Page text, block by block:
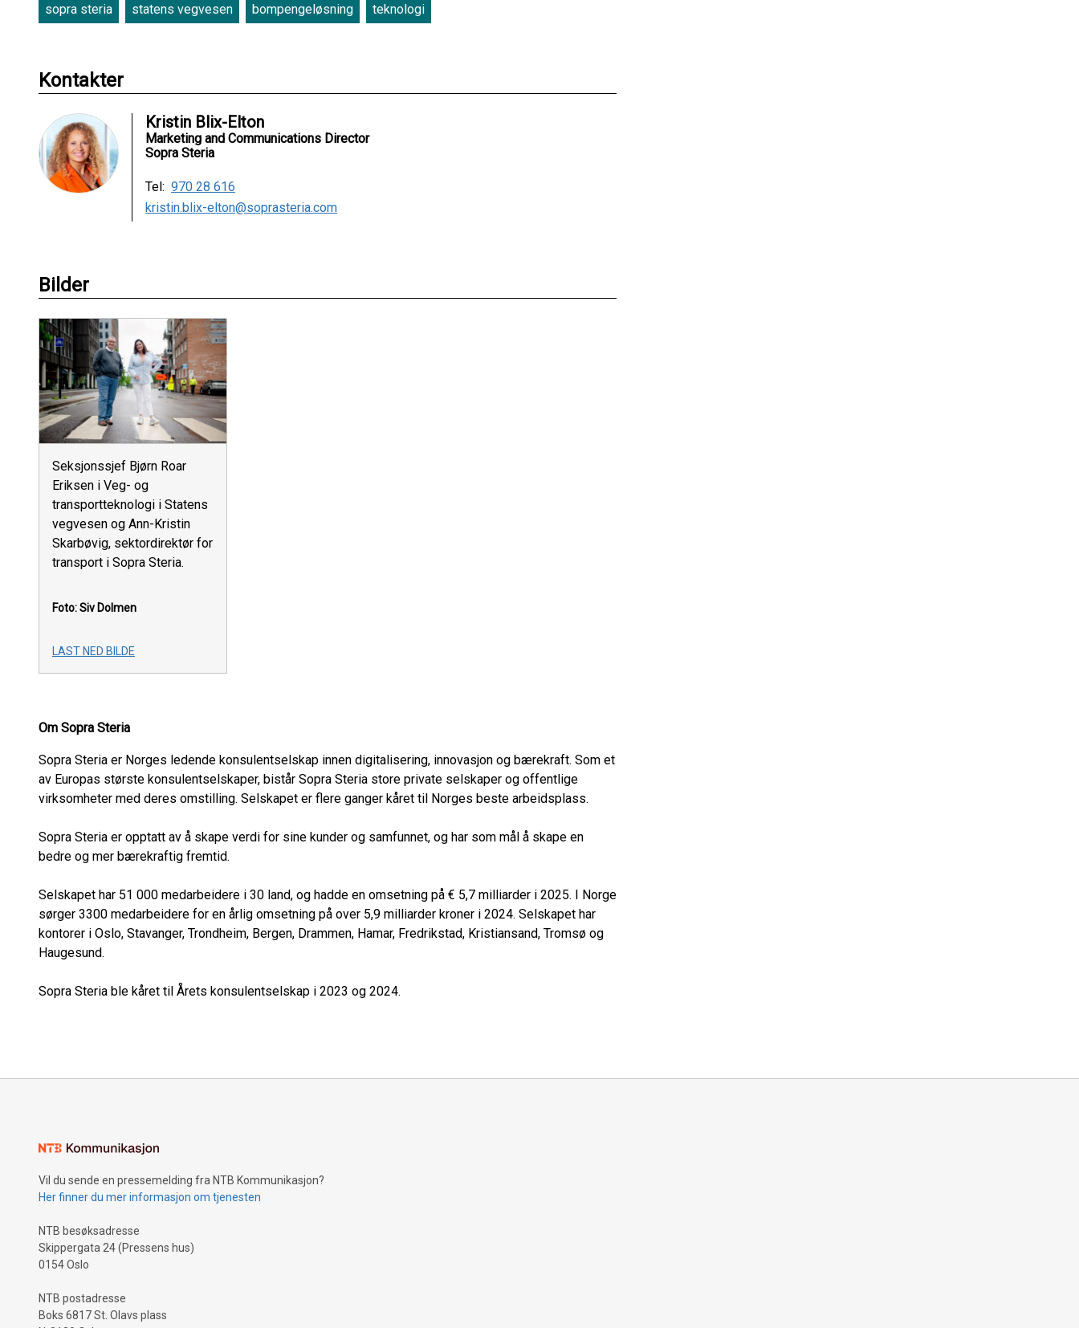
sopra steria statens vegvesen bompengeløsning teknologi
Kontakter
Kristin Blix-Elton
Marketing and Communications Director
Sopra Steria
Tel: 970 28 616
kristin.blix-elton@soprasteria.com
Bilder
Seksjonssjef Bjørn Roar
Eriksen i Veg- og
transportteknologi i Statens
vegvesen og Ann-Kristin
Skarbøvig, sektordirektør for
transport i Sopra Steria.
Foto: Siv Dolmen
LAST NED BILDE
Om Sopra Steria
Sopra Steria er Norges ledende konsulentselskap innen digitalisering, innovasjon og bærekraft. Som et
av Europas største konsulentselskaper, bistår Sopra Steria store private selskaper og offentlige
virksomheter med deres omstilling. Selskapet er flere ganger kåret til Norges beste arbeidsplass.
Sopra Steria er opptatt av å skape verdi for sine kunder og samfunnet, og har som mål å skape en
bedre og mer bærekraftig fremtid.
Selskapet har 51 000 medarbeidere i 30 land, og hadde en omsetning på € 5,7 milliarder i 2025. I Norge
sørger 3300 medarbeidere for en årlig omsetning på over 5,9 milliarder kroner i 2024. Selskapet har
kontorer i Oslo, Stavanger, Trondheim, Bergen, Drammen, Hamar, Fredrikstad, Kristiansand, Tromsø og
Haugesund.
Sopra Steria ble kåret til Årets konsulentselskap i 2023 og 2024.
Vil du sende en pressemelding fra NTB Kommunikasjon?
Her finner du mer informasjon om tjenesten
NTB besøksadresse
Skippergata 24 (Pressens hus)
0154 Oslo
NTB postadresse
Boks 6817 St. Olavs plass